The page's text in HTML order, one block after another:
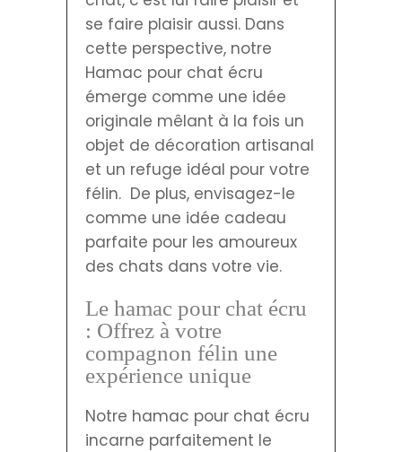
se faire plaisir aussi. Dans
cette perspective, notre
Hamac pour chat écru
émerge comme une idée
originale mêlant à la fois un
objet de décoration artisanal
et un refuge idéal pour votre
félin. De plus, envisagez-le
comme une idée cadeau
parfaite pour les amoureux
des chats dans votre vie.
Le hamac pour chat écru
: Offrez à votre
compagnon félin une
expérience unique
Notre hamac pour chat écru
incarne parfaitement le